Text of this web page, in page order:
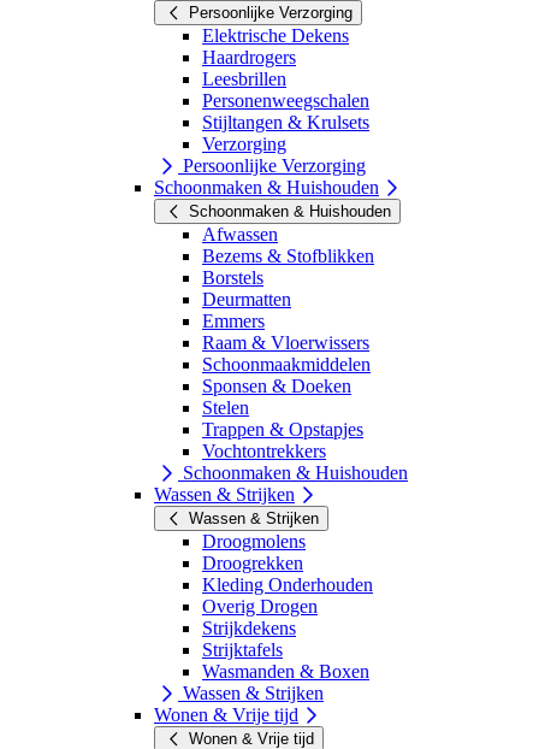
Persoonlijke Verzorging
Elektrische Dekens
Haardrogers
Leesbrillen
Personenweegschalen
Stijltangen & Krulsets
Verzorging
Persoonlijke Verzorging
Schoonmaken & Huishouden
Schoonmaken & Huishouden
Afwassen
Bezems & Stofblikken
Borstels
Deurmatten
Emmers
Raam & Vloerwissers
Schoonmaakmiddelen
Sponsen & Doeken
Stelen
Trappen & Opstapjes
Vochtontrekkers
Schoonmaken & Huishouden
Wassen & Strijken
Wassen & Strijken
Droogmolens
Droogrekken
Kleding Onderhouden
Overig Drogen
Strijkdekens
Strijktafels
Wasmanden & Boxen
Wassen & Strijken
Wonen & Vrije tijd
Wonen & Vrije tijd